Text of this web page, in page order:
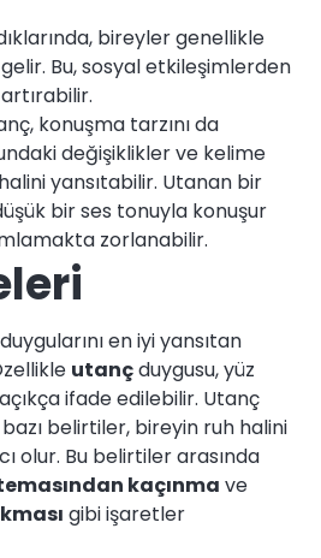
bireyler genellikle
Bu, sosyal etkileşimlerden
konuşma tarzını da
değişiklikler ve kelime
yansıtabilir. Utanan bir
bir ses tonuyla konuşur
zorlanabilir.
en iyi yansıtan
utançduygusu, yüz
ifade edilebilir. Utanç
belirtiler, bireyin ruh halini
olur. Bu belirtiler arasında
kaçınma ve
gibi işaretler